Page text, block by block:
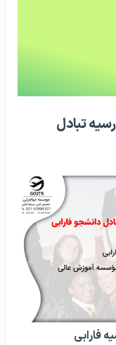
تبادل
فارابی